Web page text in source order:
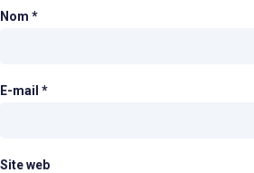
Nom *
E-mail *
Site web